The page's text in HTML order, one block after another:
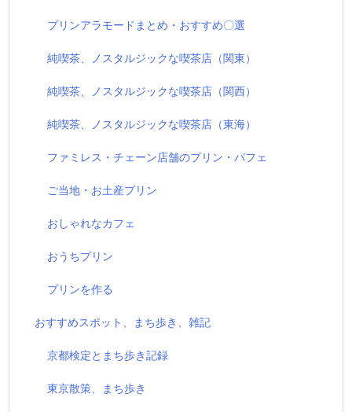
プリンアラモードまとめ・おすすめ〇選
純喫茶、ノスタルジックな喫茶店（関東）
純喫茶、ノスタルジックな喫茶店（関西）
純喫茶、ノスタルジックな喫茶店（東海）
ファミレス・チェーン店舗のプリン・パフェ
ご当地・お土産プリン
おしゃれなカフェ
おうちプリン
プリンを作る
おすすめスポット、まち歩き、雑記
京都検定とまち歩き記録
東京散策、まち歩き